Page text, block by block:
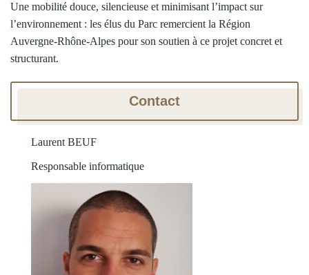
Une mobilité douce, silencieuse et minimisant l’impact sur
l’environnement : les élus du Parc remercient la Région
Auvergne-Rhône-Alpes pour son soutien à ce projet concret et
structurant.
Contact
Laurent BEUF
Responsable informatique